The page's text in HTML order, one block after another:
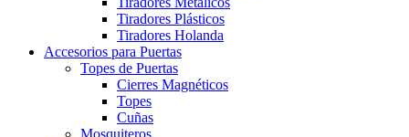
Tiradores Plásticos
Tiradores Holanda
Accesorios para Puertas
Topes de Puertas
Cierres Magnéticos
Topes
Cuñas